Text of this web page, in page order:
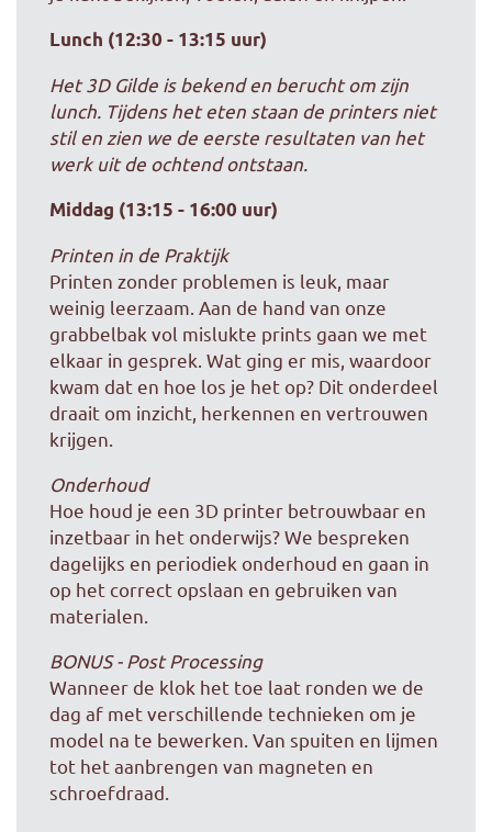
Lunch (12:30 - 13:15 uur)
Het 3D Gilde is bekend en berucht om zijn
lunch. Tijdens het eten staan de printers niet
stil en zien we de eerste resultaten van het
werk uit de ochtend ontstaan.
Middag (13:15 - 16:00 uur)
Printen in de Praktijk
Printen zonder problemen is leuk, maar
weinig leerzaam. Aan de hand van onze
grabbelbak vol mislukte prints gaan we met
elkaar in gesprek. Wat ging er mis, waardoor
kwam dat en hoe los je het op? Dit onderdeel
draait om inzicht, herkennen en vertrouwen
krijgen.
Onderhoud
Hoe houd je een 3D printer betrouwbaar en
inzetbaar in het onderwijs? We bespreken
dagelijks en periodiek onderhoud en gaan in
op het correct opslaan en gebruiken van
materialen.
BONUS - Post Processing
Wanneer de klok het toe laat ronden we de
dag af met verschillende technieken om je
model na te bewerken. Van spuiten en lijmen
tot het aanbrengen van magneten en
schroefdraad.